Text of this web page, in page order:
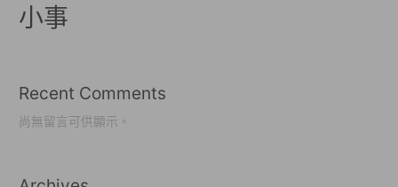
小事
Recent Comments
尚無留言可供顯示。